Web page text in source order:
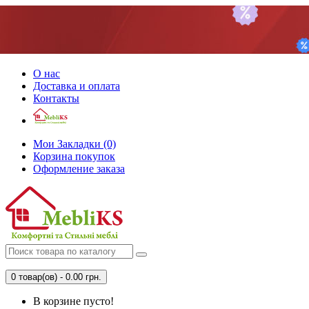
О нас
Доставка и оплата
Контакты
Мои Закладки (0)
Корзина покупок
Оформление заказа
0 товар(ов) - 0.00 грн.
В корзине пусто!